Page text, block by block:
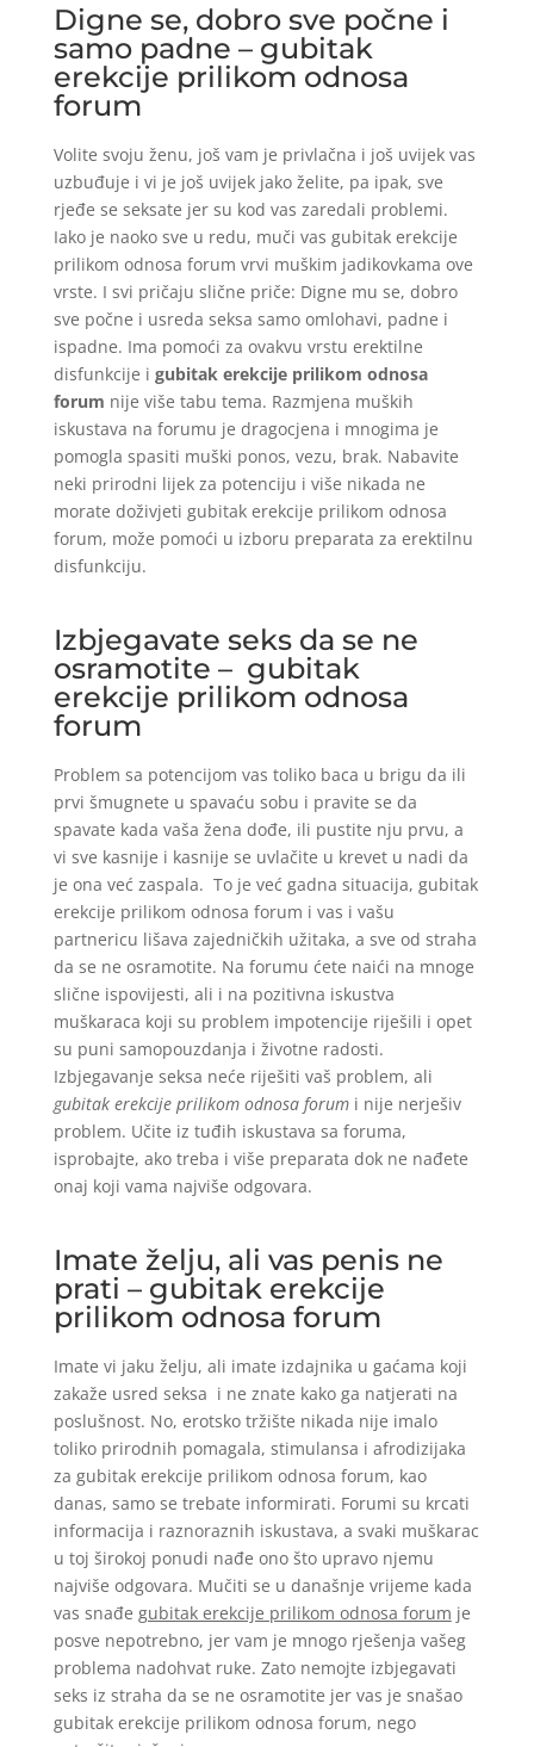
Digne se, dobro sve počne i
samo padne – gubitak
erekcije prilikom odnosa
forum
Volite svoju ženu, još vam je privlačna i još uvijek vas
uzbuđuje i vi je još uvijek jako želite, pa ipak, sve
rjeđe se seksate jer su kod vas zaredali problemi.
Iako je naoko sve u redu, muči vas gubitak erekcije
prilikom odnosa forum vrvi muškim jadikovkama ove
vrste. I svi pričaju slične priče: Digne mu se, dobro
sve počne i usreda seksa samo omlohavi, padne i
ispadne. Ima pomoći za ovakvu vrstu erektilne
disfunkcije i gubitak erekcije prilikom odnosa
forum nije više tabu tema. Razmjena muških
iskustava na forumu je dragocjena i mnogima je
pomogla spasiti muški ponos, vezu, brak. Nabavite
neki prirodni lijek za potenciju i više nikada ne
morate doživjeti gubitak erekcije prilikom odnosa
forum, može pomoći u izboru preparata za erektilnu
disfunkciju.
Izbjegavate seks da se ne
osramotite – gubitak
erekcije prilikom odnosa
forum
Problem sa potencijom vas toliko baca u brigu da ili
prvi šmugnete u spavaću sobu i pravite se da
spavate kada vaša žena dođe, ili pustite nju prvu, a
vi sve kasnije i kasnije se uvlačite u krevet u nadi da
je ona već zaspala. To je već gadna situacija, gubitak
erekcije prilikom odnosa forum i vas i vašu
partnericu lišava zajedničkih užitaka, a sve od straha
da se ne osramotite. Na forumu ćete naići na mnoge
slične ispovijesti, ali i na pozitivna iskustva
muškaraca koji su problem impotencije riješili i opet
su puni samopouzdanja i životne radosti.
Izbjegavanje seksa neće riješiti vaš problem, ali
gubitak erekcije prilikom odnosa forumi nije nerješiv
problem. Učite iz tuđih iskustava sa foruma,
isprobajte, ako treba i više preparata dok ne nađete
onaj koji vama najviše odgovara.
Imate želju, ali vas penis ne
prati – gubitak erekcije
prilikom odnosa forum
Imate vi jaku želju, ali imate izdajnika u gaćama koji
zakaže usred seksa i ne znate kako ga natjerati na
poslušnost. No, erotsko tržište nikada nije imalo
toliko prirodnih pomagala, stimulansa i afrodizijaka
za gubitak erekcije prilikom odnosa forum, kao
danas, samo se trebate informirati. Forumi su krcati
informacija i raznoraznih iskustava, a svaki muškarac
u toj širokoj ponudi nađe ono što upravo njemu
najviše odgovara. Mučiti se u današnje vrijeme kada
vas snađe gubitak erekcije prilikom odnosa forum je
posve nepotrebno, jer vam je mnogo rješenja vašeg
problema nadohvat ruke. Zato nemojte izbjegavati
seks iz straha da se ne osramotite jer vas je snašao
gubitak erekcije prilikom odnosa forum, nego